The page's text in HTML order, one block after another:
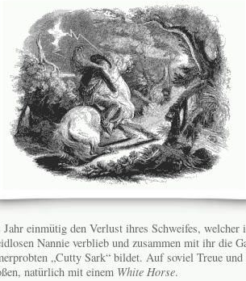
Jahr einmütig den Verlust ihres Schweifes, welcher
Nannie verblieb und zusammen mit ihr die
„Cutty Sark“ bildet. Auf soviel Treue
natürlich mit einem White Horse.